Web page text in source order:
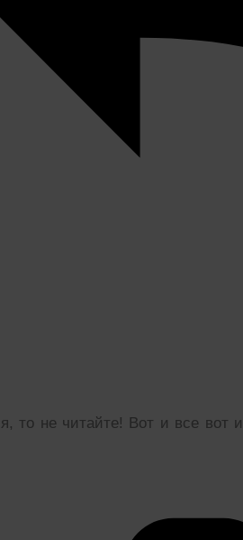
то не читайте! Вот и все вот